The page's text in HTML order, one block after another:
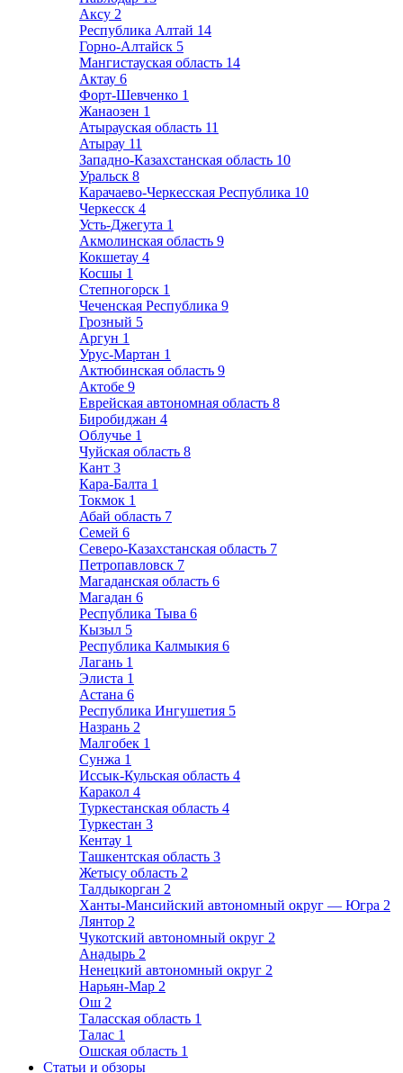
Аксу 2
Республика Алтай 14
Горно-Алтайск 5
Мангистауская область 14
Актау 6
Форт-Шевченко 1
Жанаозен 1
Атырауская область 11
Атырау 11
Западно-Казахстанская область 10
Уральск 8
Карачаево-Черкесская Республика 10
Черкесск 4
Усть-Джегута 1
Акмолинская область 9
Кокшетау 4
Косшы 1
Степногорск 1
Чеченская Республика 9
Грозный 5
Аргун 1
Урус-Мартан 1
Актюбинская область 9
Актобе 9
Еврейская автономная область 8
Биробиджан 4
Облучье 1
Чуйская область 8
Кант 3
Кара-Балта 1
Токмок 1
Абай область 7
Семей 6
Северо-Казахстанская область 7
Петропавловск 7
Магаданская область 6
Магадан 6
Республика Тыва 6
Кызыл 5
Республика Калмыкия 6
Лагань 1
Элиста 1
Астана 6
Республика Ингушетия 5
Назрань 2
Малгобек 1
Сунжа 1
Иссык-Кульская область 4
Каракол 4
Туркестанская область 4
Туркестан 3
Кентау 1
Ташкентская область 3
Жетысу область 2
Талдыкорган 2
Ханты-Мансийский автономный округ — Югра 2
Лянтор 2
Чукотский автономный округ 2
Анадырь 2
Ненецкий автономный округ 2
Нарьян-Мар 2
Ош 2
Таласская область 1
Талас 1
Ошская область 1
Статьи и обзоры